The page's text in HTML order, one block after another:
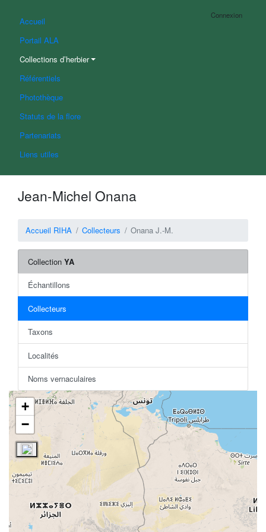
Accueil
Portail ALA
Collections d’herbier
Référentiels
Photothèque
Statuts de la flore
Partenariats
Liens utiles
Connexion
Jean-Michel Onana
Accueil RIHA Collecteurs Onana J.-M.
CollectionYA
Échantillons
Collecteurs
Taxons
Localités
Noms vernaculaires
+
−